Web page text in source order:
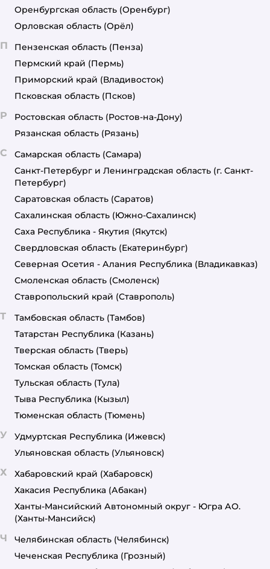
Оренбургская область (Оренбург)
Орловская область (Орёл)
П Пензенская область (Пенза)
Пермский край (Пермь)
Приморский край (Владивосток)
Псковская область (Псков)
Р Ростовская область (Ростов-на-Дону)
Рязанская область (Рязань)
С Самарская область (Самара)
Санкт-Петербург и Ленинградская область (г. Санкт-
Петербург)
Саратовская область (Саратов)
Сахалинская область (Южно-Сахалинск)
Саха Республика - Якутия (Якутск)
Свердловская область (Екатеринбург)
Северная Осетия - Алания Республика (Владикавказ)
Смоленская область (Смоленск)
Ставропольский край (Ставрополь)
Т Тамбовская область (Тамбов)
Татарстан Республика (Казань)
Тверская область (Тверь)
Томская область (Томск)
Тульская область (Тула)
Тыва Республика (Кызыл)
Тюменская область (Тюмень)
У Удмуртская Республика (Ижевск)
Ульяновская область (Ульяновск)
Х Хабаровский край (Хабаровск)
Хакасия Республика (Абакан)
Ханты-Мансийский Автономный округ - Югра АО.
(Ханты-Мансийск)
Ч Челябинская область (Челябинск)
Чеченская Республика (Грозный)